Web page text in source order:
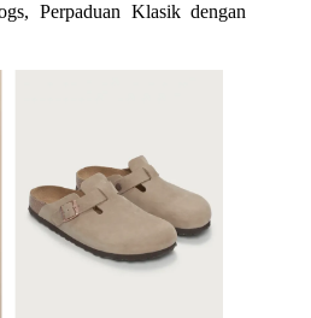
Perpaduan Klasik dengan